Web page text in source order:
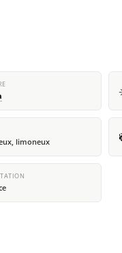
limoneux